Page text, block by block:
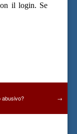
il login. Se
abusivo? →